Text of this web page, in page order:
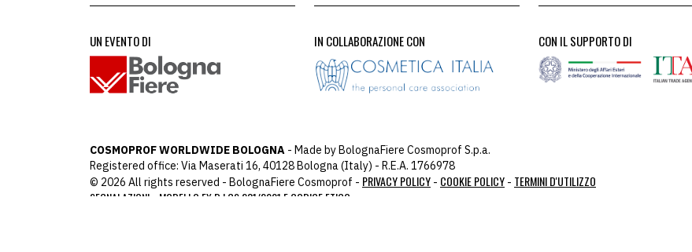
UN EVENTO DI IN COLLABORAZIONE CON CON IL SUPPORTO DI
COSMOPROF WORLDWIDE BOLOGNA - Made by BolognaFiere Cosmoprof S.p.a.
Registered office: Via Maserati 16, 40128 Bologna (Italy) - R.E.A. 1766978
© 2026 All rights reserved - BolognaFiere Cosmoprof - PRIVACY POLICY - COOKIE POLICY - TERMINI D'UTILIZZO
SEGNALAZIONI
MODELLO EX D.LGS 231/2001 E CODICE ETICO